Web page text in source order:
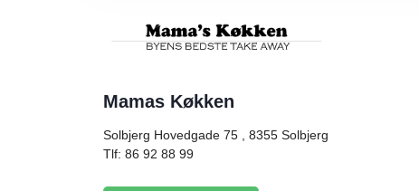
Mamas Køkken
Solbjerg Hovedgade 75 , 8355 Solbjerg
Tlf: 86 92 88 99